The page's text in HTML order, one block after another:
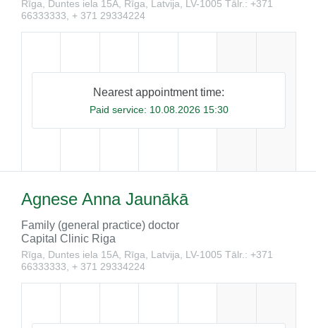
Rīga, Duntes iela 15A, Rīga, Latvija, LV-1005 Tālr.: +371
66333333, + 371 29334224
Nearest appointment time:
Paid service: 10.08.2026 15:30
Agnese Anna Jaunākā
Family (general practice) doctor
Capital Clinic Riga
Rīga, Duntes iela 15A, Rīga, Latvija, LV-1005 Tālr.: +371
66333333, + 371 29334224